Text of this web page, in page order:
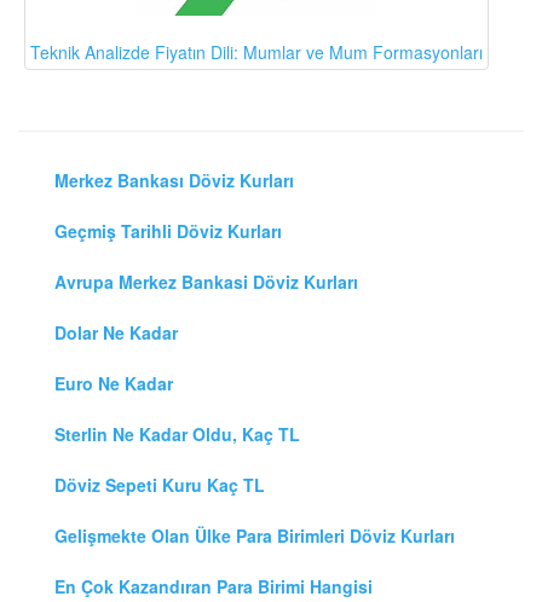
Teknik Analizde Fiyatın Dili: Mumlar ve Mum Formasyonları
Merkez Bankası Döviz Kurları
Geçmiş Tarihli Döviz Kurları
Avrupa Merkez Bankasi Döviz Kurları
Dolar Ne Kadar
Euro Ne Kadar
Sterlin Ne Kadar Oldu, Kaç TL
Döviz Sepeti Kuru Kaç TL
Gelişmekte Olan Ülke Para Birimleri Döviz Kurları
En Çok Kazandıran Para Birimi Hangisi